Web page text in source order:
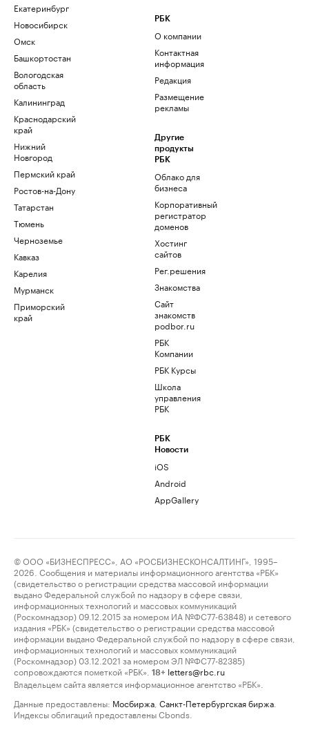
Екатеринбург
Новосибирск
Омск
Башкортостан
Вологодская
область
Калининград
Краснодарский
край
Нижний
Новгород
Пермский край
Ростов-на-Дону
Татарстан
Тюмень
Черноземье
Кавказ
Карелия
Мурманск
Приморский
край
РБК
О компании
Контактная
информация
Редакция
Размещение
рекламы
Другие
продукты
РБК
Облако для
бизнеса
Корпоративный
регистратор
доменов
Хостинг
сайтов
Рег.решения
Знакомства
Сайт
знакомств
podbor.ru
РБК
Компании
РБК Курсы
Школа
управления
РБК
РБК
Новости
iOS
Android
AppGallery
© ООО «БИЗНЕСПРЕСС», АО «РОСБИЗНЕСКОНСАЛТИНГ», 1995–
2026. Сообщения и материалы информационного агентства «РБК»
(свидетельство о регистрации средства массовой информации
выдано Федеральной службой по надзору в сфере связи,
информационных технологий и массовых коммуникаций
(Роскомнадзор) 09.12.2015 за номером ИА №ФС77-63848) и сетевого
издания «РБК» (свидетельство о регистрации средства массовой
информации выдано Федеральной службой по надзору в сфере связи,
информационных технологий и массовых коммуникаций
(Роскомнадзор) 03.12.2021 за номером ЭЛ №ФС77-82385)
сопровождаются пометкой «РБК».
18+ letters@rbc.ru
Владельцем сайта является информационное агентство «РБК».
Данные предоставлены: Мосбиржа Санкт-Петербургская биржа
Индексы облигаций предоставлены Cbonds.